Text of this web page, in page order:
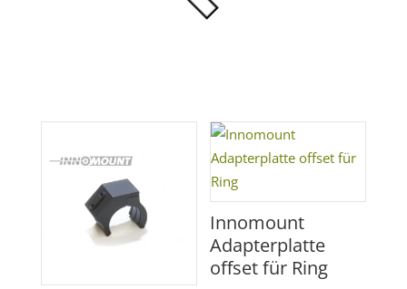
Innomount
Adapterplatte
offset für Ring